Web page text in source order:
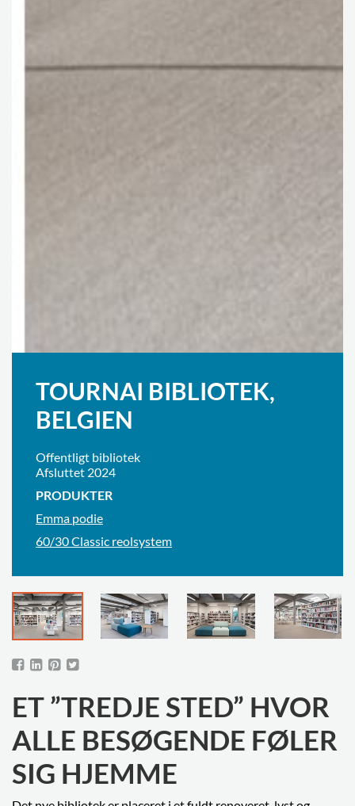
TOURNAI BIBLIOTEK,
BELGIEN
Offentligt bibliotek
Afsluttet 2024
PRODUKTER
Emma podie
60/30 Classic reolsystem
ET ”TREDJE STED” HVOR
ALLE BESØGENDE FØLER
SIG HJEMME